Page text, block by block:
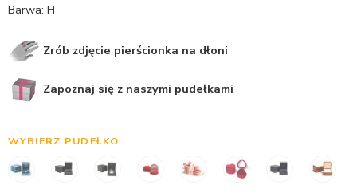
Barwa: H
Zrób zdjęcie pierścionka na dłoni
Zapoznaj się z naszymi pudełkami
WYBIERZ PUDEŁKO